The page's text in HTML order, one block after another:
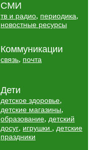
СМИ
тв и радио, периодика,
новостные ресурсы
Коммуникации
связь, почта
Дети
детское здоровье,
детские магазины,
образование, детский
досуг, игрушки , детские
праздники